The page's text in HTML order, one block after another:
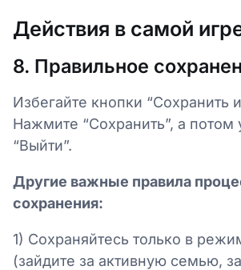
Действия в самой
8. Правильное
Избегайте кнопки “Сохранить
Нажмите “Сохранить”, а потом
“Выйти”.
Другие важные правила
сохранения:
1) Сохраняйтесь только в
(зайдите за активную семью,